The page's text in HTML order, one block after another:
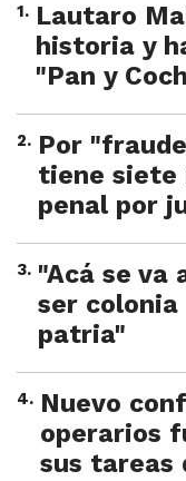
1. Lautaro
historia y
"Pan y
2. Por
tiene siete
penal por
3. "Acá se va
ser colonia
patria"
4. Nuevo
operarios
sus tareas